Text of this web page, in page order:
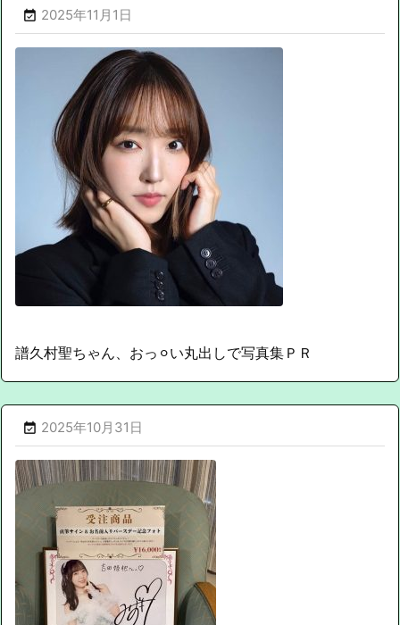
 2025年11月1日
譜久村聖ちゃん、おっ⚪︎い丸出しで写真集ＰＲ
 2025年10月31日